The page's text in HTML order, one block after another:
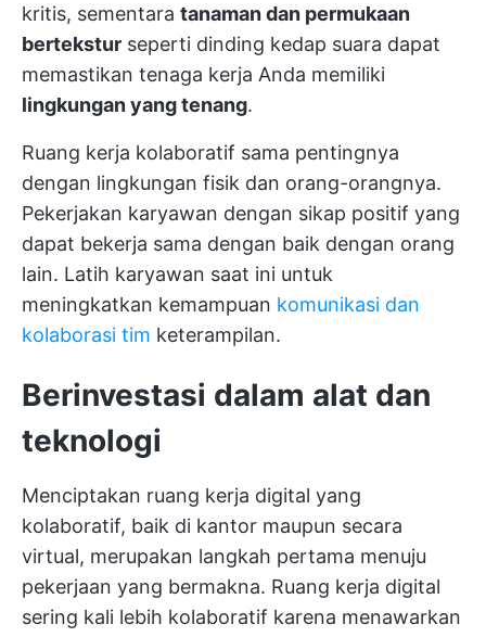
kritis, sementara tanaman dan permukaan
bertekstur seperti dinding kedap suara dapat
memastikan tenaga kerja Anda memiliki
lingkungan yang tenang.
Ruang kerja kolaboratif sama pentingnya
dengan lingkungan fisik dan orang-orangnya.
Pekerjakan karyawan dengan sikap positif yang
dapat bekerja sama dengan baik dengan orang
lain. Latih karyawan saat ini untuk
meningkatkan kemampuan komunikasi dan
kolaborasi tim keterampilan.
Berinvestasi dalam alat dan
teknologi
Menciptakan ruang kerja digital yang
kolaboratif, baik di kantor maupun secara
virtual, merupakan langkah pertama menuju
pekerjaan yang bermakna. Ruang kerja digital
sering kali lebih kolaboratif karena menawarkan